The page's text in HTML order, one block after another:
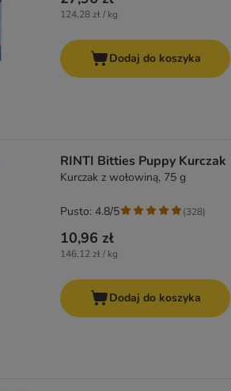
124,28 zł / kg
Dodaj do koszyka
RINTI Bitties Puppy Kurczak
Kurczak z wołowiną, 75 g
10,96 zł
146,12 zł / kg
Pusto: 4.8/5 (328)
Dodaj do koszyka